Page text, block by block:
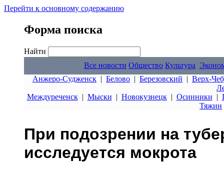
Перейти к основному содержанию
Форма поиска
Найти
Все новости Общество Культура
Анжеро-Судженск | Белово | Березовский | Верх-
Междуреченск| Мыски | Новокузнецк| Осинники |
Тяжин
При подозрении на
исследуется мокрота